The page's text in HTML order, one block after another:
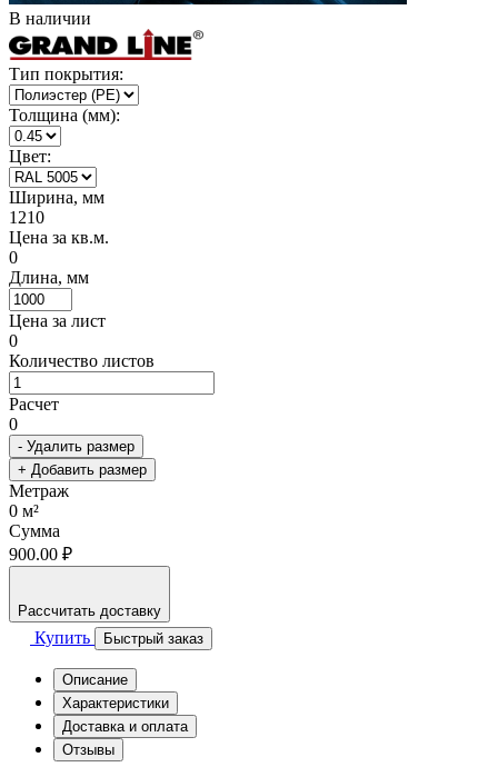
В наличии
Тип покрытия:
Толщина (мм):
Цвет:
Ширина, мм
1210
Цена за кв.м.
0
Длина, мм
Цена за лист
0
Количество листов
Расчет
0
- Удалить размер
+ Добавить размер
Метраж
0 м²
Сумма
900.00 ₽
Рассчитать доставку
Купить Быстрый заказ
Описание
Характеристики
Доставка и оплата
Отзывы